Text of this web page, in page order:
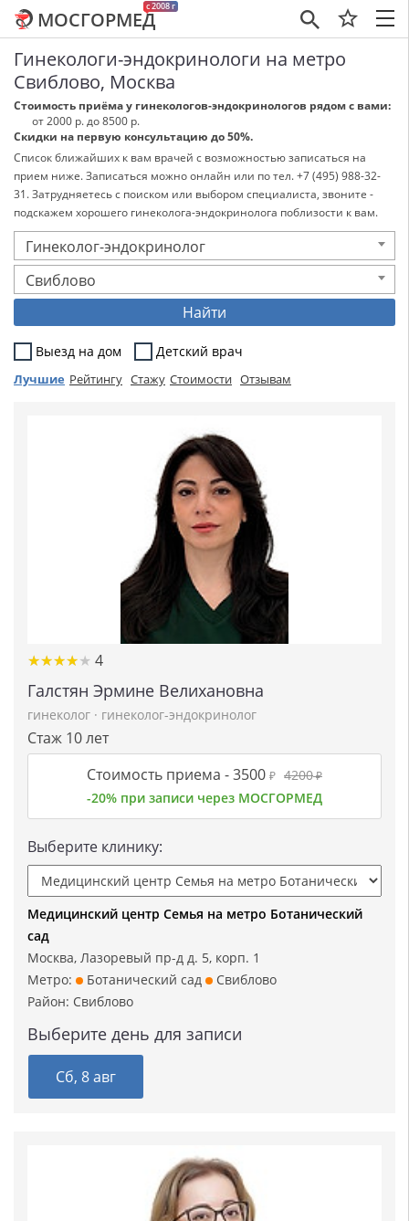
×
c 2008 г
МОСГОРМЕД
Гинекологи-эндокринологи на метро
Свиблово, Москва
Стоимость приёма у гинекологов-эндокринологов рядом с вами:
от 2000 р. до 8500 р.
Скидки на первую консультацию до 50%.
Список ближайших к вам врачей с возможностью записаться на
прием ниже. Записаться можно онлайн или по тел. +7 (495) 988-32-
31. Затрудняетесь с поиском или выбором специалиста, звоните -
подскажем хорошего гинеколога-эндокринолога поблизости к вам.
Гинеколог-эндокринолог
Свиблово
Найти
Выезд на дом Детский врач
Лучшие Рейтингу Стажу Стоимости Отзывам
★★★★★
★★★★★ 4
Галстян Эрмине Велихановна
гинеколог · гинеколог-эндокринолог
Стаж 10 лет
Стоимость приема -3500 ₽ 4200₽
-20% при записи через МОСГОРМЕД
Выберите клинику:
Медицинский центр Семья на метро Ботанический
сад
Москва, Лазоревый пр-д д. 5, корп. 1
Метро:
Ботанический сад
Свиблово
Район: Свиблово
Выберите день для записи
Сб, 8 авг